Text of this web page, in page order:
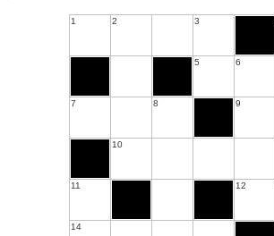
1 2 3
5 6
7 8 9
10
11 12
14